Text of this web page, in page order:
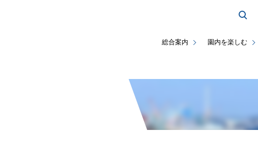
総合案内 園内を楽しむ